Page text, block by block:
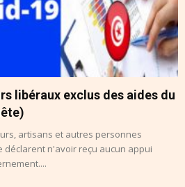
libéraux exclus des aides du
artisans et autres personnes
déclarent n'avoir reçu aucun appui